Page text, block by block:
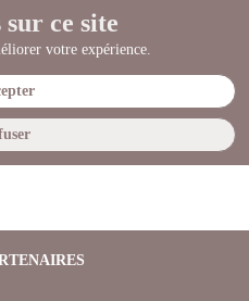
sur ce site
votre expérience.